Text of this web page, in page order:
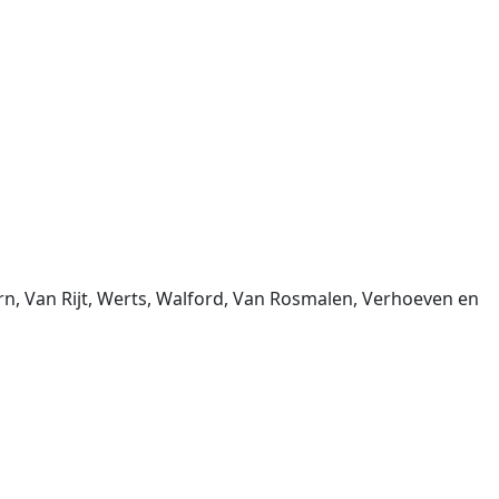
Van Rijt, Werts, Walford, Van Rosmalen, Verhoeven en